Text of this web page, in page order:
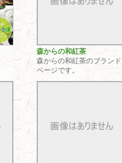
森からの和紅茶
森からの和紅茶のブランド
ページです。